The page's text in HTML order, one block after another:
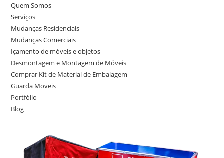
Quem Somos
Serviços
Mudanças Residenciais
Mudanças Comerciais
Içamento de móveis e objetos
Desmontagem e Montagem de Móveis
Comprar Kit de Material de Embalagem
Guarda Moveis
Portfólio
Blog